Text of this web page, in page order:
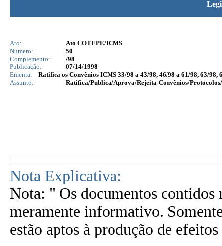
Ato:
Ato COTEPE/ICMS
Número:
50
Complemento:
/98
Publicação:
07/14/1998
Ementa:
Ratifica os Convênios ICMS 33/98 a 43/98, 46/98 a 61/98, 63/98,
Assunto:
Ratifica/Publica/Aprova/Rejeita-Convênios/
Nota Explicativa:
Nota: " Os documentos contidos
meramente informativo.
estão aptos à produção de